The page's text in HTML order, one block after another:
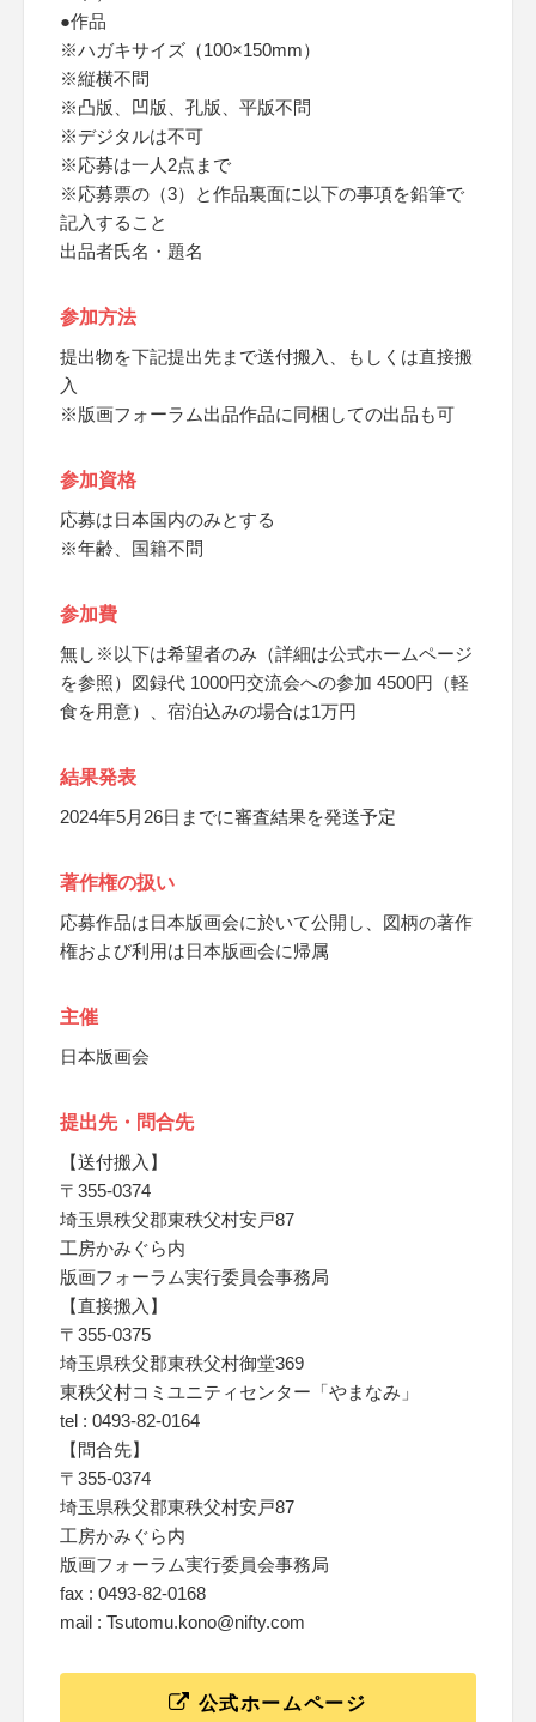
●作品
※ハガキサイズ（100×150mm）
※縦横不問
※凸版、凹版、孔版、平版不問
※デジタルは不可
※応募は一人2点まで
※応募票の（3）と作品裏面に以下の事項を鉛筆で
記入すること
出品者氏名・題名
参加方法
提出物を下記提出先まで送付搬入、もしくは直接搬
入
※版画フォーラム出品作品に同梱しての出品も可
参加資格
応募は日本国内のみとする
※年齢、国籍不問
参加費
無し※以下は希望者のみ（詳細は公式ホームページ
を参照）図録代 1000円交流会への参加 4500円（軽
食を用意）、宿泊込みの場合は1万円
結果発表
2024年5月26日までに審査結果を発送予定
著作権の扱い
応募作品は日本版画会に於いて公開し、図柄の著作
権および利用は日本版画会に帰属
主催
日本版画会
提出先・問合先
【送付搬入】
〒355-0374
埼玉県秩父郡東秩父村安戸87
工房かみぐら内
版画フォーラム実行委員会事務局
【直接搬入】
〒355-0375
埼玉県秩父郡東秩父村御堂369
東秩父村コミユニティセンター「やまなみ」
tel : 0493-82-0164
【問合先】
〒355-0374
埼玉県秩父郡東秩父村安戸87
工房かみぐら内
版画フォーラム実行委員会事務局
fax : 0493-82-0168
mail : Tsutomu.kono@nifty.com
公式ホームページ